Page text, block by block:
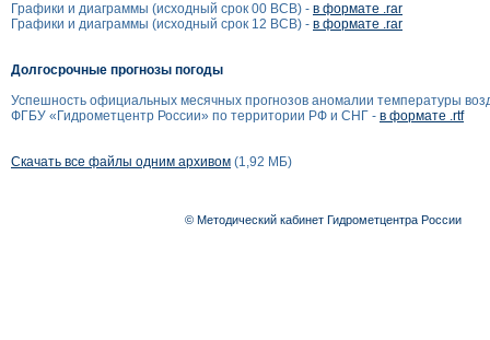
Графики и диаграммы (исходный срок 00 ВСВ) - в формате .rar
Графики и диаграммы (исходный срок 12 ВСВ) - в формате .rar
Долгосрочные прогнозы погоды
Успешность официальных месячных прогнозов аномалии температуры
ФГБУ «Гидрометцентр России» по территории РФ и СНГ - в формате .rtf
Скачать все файлы одним архивом (1,92 МБ)
© Методический кабинет Гидрометцентра России